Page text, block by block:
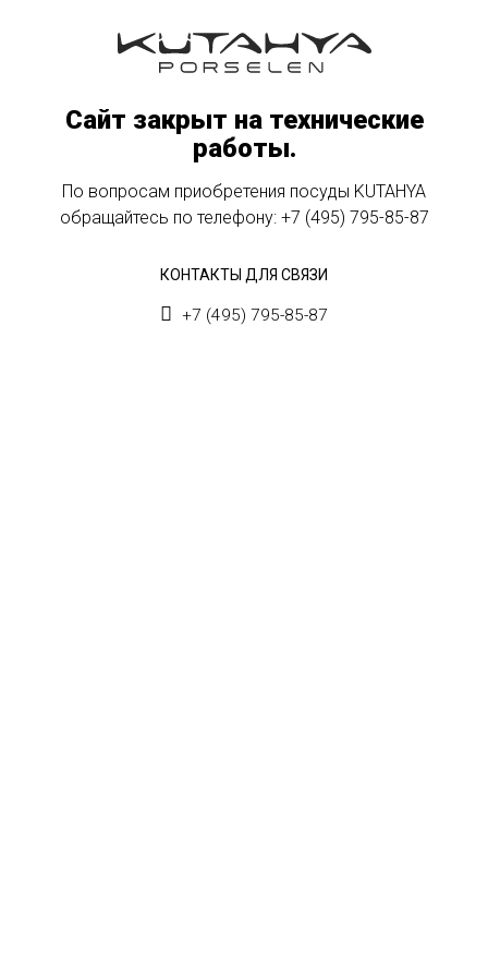
Сайт закрыт на технические
работы.
По вопросам приобретения посуды KUTAHYA
обращайтесь по телефону: +7 (495) 795-85-87
КОНТАКТЫ ДЛЯ СВЯЗИ
+7 (495) 795-85-87